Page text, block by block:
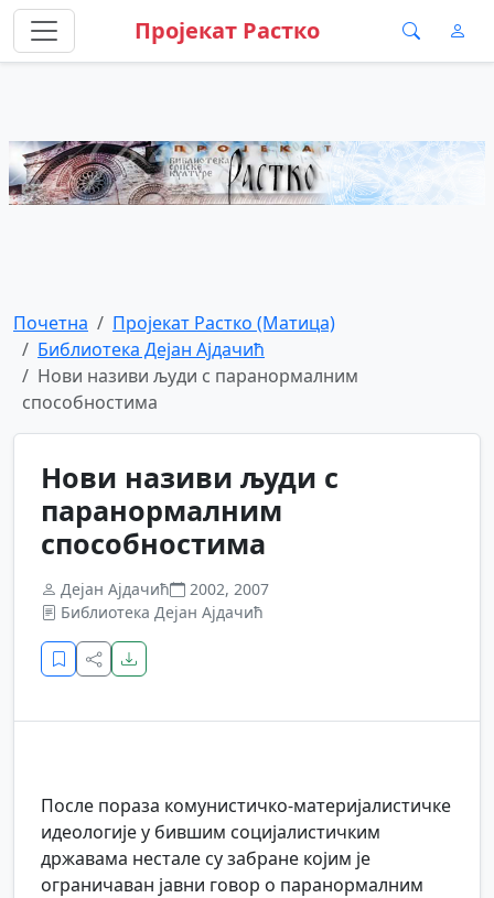
Пројекат Растко
Почетна
Пројекат Растко (Матица)
Библиотека Дејан Ајдачић
Нови називи људи с паранормалним
способностима
Нови називи људи с
паранормалним
способностима
Дејан Ајдачић
2002, 2007
Библиотека Дејан Ајдачић
После пораза комунистичко-материјалистичке
идеологије у бившим социјалистичким
државама нестале су забране којим је
ограничаван јавни говор о паранормалним